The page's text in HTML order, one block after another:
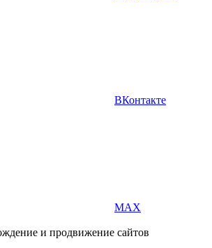
ВКонтакте
MAX
и продвижение сайтов